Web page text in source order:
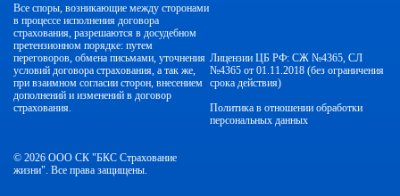
Все споры, возникающие между сторонами
в процессе исполнения договора
страхования, разрешаются в досудебном
претензионном порядке: путем
переговоров, обмена письмами, уточнения
условий договора страхования, а так же,
при взаимном согласии сторон, внесением
дополнений и изменений в договор
страхования.
© 2026 ООО СК "БКС Страхование
жизни". Все права защищены.
Лицензии ЦБ РФ: СЖ №4365, СЛ
№4365 от 01.11.2018 (без ограничения
срока действия)
Политика в отношении обработки
персональных данных